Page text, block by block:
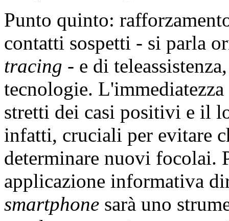
Punto quinto:
contatti sospetti - si parla
tracing - e di
tecnologie.
stretti dei casi positivi e il
infatti, cruciali per evitare
determinare nuovi focolai.
applicazione informativa
smartphone sarà uno